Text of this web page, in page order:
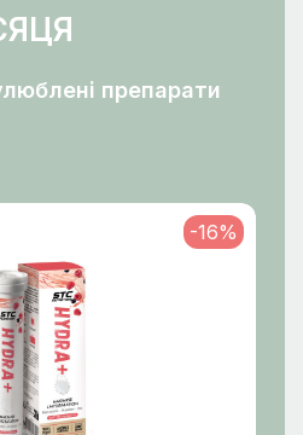
препарати
-16%